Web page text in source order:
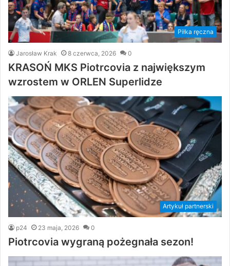
Piłka ręczna
Jarosław Krak 8 czerwca, 2026 0
KRASOŃ MKS Piotrcovia z największym
wzrostem w ORLEN Superlidze
Artykuł partnerski
p24 23 maja, 2026 0
Piotrcovia wygraną pożegnała sezon!